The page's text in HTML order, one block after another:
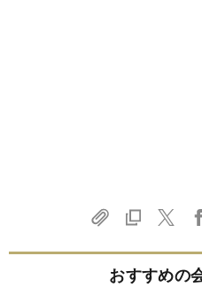
おすすめの